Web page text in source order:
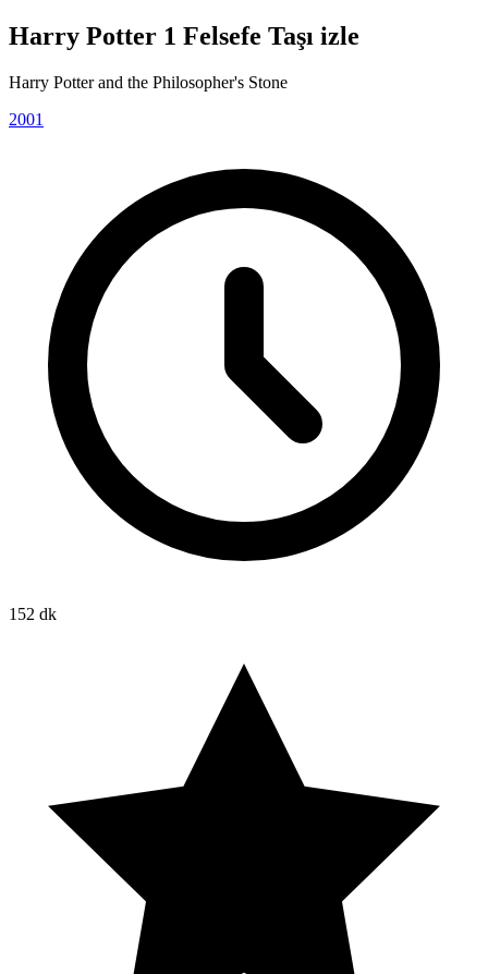
Harry Potter 1 Felsefe Taşı izle
Harry Potter and the Philosopher's Stone
2001
152 dk